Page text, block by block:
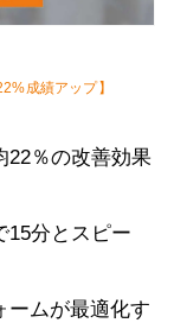
成績アップ】
22％の改善効果
15分とスピー
ームが最適化す